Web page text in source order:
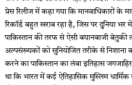
प्रेस रिलीज में कहा गया कि मानवाधिकारों के
रिकॉर्ड बहुत खराब रहा है, जिस पर दुनिया भर
पाकिस्तान की तरफ से ऐसी बयानबाजी
अल्पसंख्यकों को सुनियोजित तरीके से निशाना
करने का पाकिस्तान का लंबा इतिहास
था कि भारत में कई ऐतिहासिक मुस्लिम